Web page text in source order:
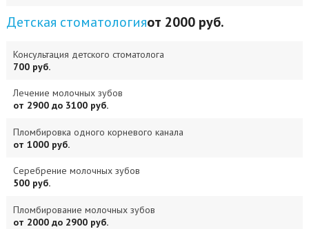
Детская стоматологияот 2000 руб.
Консультация детского стоматолога
700 руб.
Лечение молочных зубов
от 2900 до 3100 руб.
Пломбировка одного корневого канала
от 1000 руб.
Серебрение молочных зубов
500 руб.
Пломбирование молочных зубов
от 2000 до 2900 руб.